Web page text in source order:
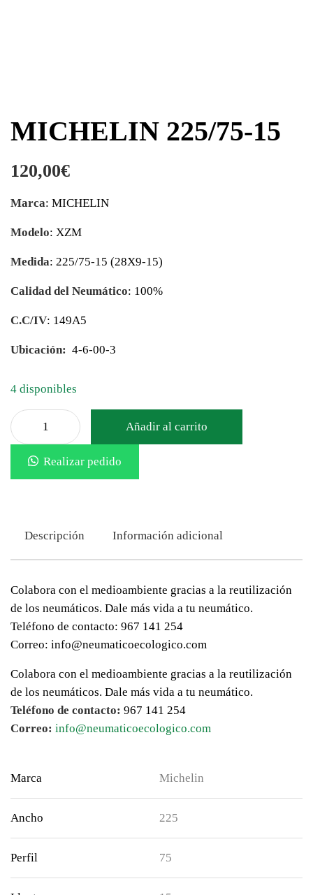
MICHELIN 225/75-15
120,00€
Marca: MICHELIN
Modelo: XZM
Medida: 225/75-15 (28X9-15)
Calidad del Neumático: 100%
C.C/IV: 149A5
Ubicación: 4-6-00-3
4 disponibles
Añadir al carrito
Realizar pedido
Descripción Información adicional
Colabora con el medioambiente gracias a la reutilización
de los neumáticos. Dale más vida a tu neumático.
Teléfono de contacto: 967 141 254
Correo: info@neumaticoecologico.com
Colabora con el medioambiente gracias a la reutilización
de los neumáticos. Dale más vida a tu neumático.
Teléfono de contacto: 967 141 254
Correo: info@neumaticoecologico.com
Marca Michelin
Ancho 225
Perfil 75